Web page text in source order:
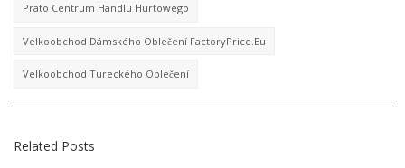
Prato Centrum Handlu Hurtowego
Velkoobchod Dámského Oblečení FactoryPrice.eu
Velkoobchod Tureckého Oblečení
Related Posts